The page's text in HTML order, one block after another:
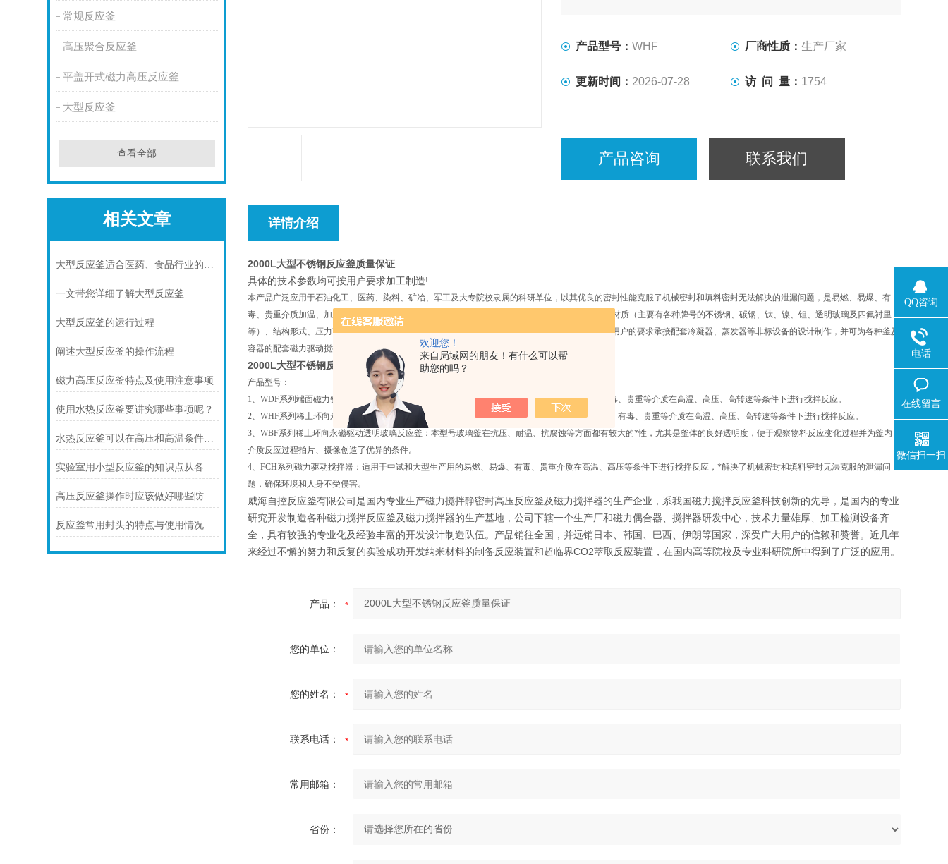
欢迎您！
来自局域网的朋友！有什么可以帮
助您的吗？
常规反应釜
高压聚合反应釜
平盖开式磁力高压反应釜
大型反应釜
查看全部
相关文章
大型反应釜适合医药、食品行业的高纯度要求
一文带您详细了解大型反应釜
大型反应釜的运行过程
阐述大型反应釜的操作流程
磁力高压反应釜特点及使用注意事项
使用水热反应釜要讲究哪些事项呢？
水热反应釜可以在高压和高温条件下工作
实验室用小型反应釜的知识点从各方面去着手
高压反应釜操作时应该做好哪些防护措施？
反应釜常用封头的特点与使用情况
产品型号： WHF 厂商性质：生产厂家
更新时间： 2026-07-28 访 问 量： 1754
产品咨询 联系我们
详情介绍
2000L大型不锈钢反应釜质量保证
具体的技术参数均可按用户要求加工制造!
本产品广泛应用于石油化工、医药、染料、矿冶、军工及大专院校隶属的科研单位，以其优良的密封性能克服了机械密封和填料密封无法解决的泄漏问题，是易燃、易爆、有
毒、贵重介质加温、加压搅拌反应的*设备，是目前国内外Z理想的无泄漏反应装置。反应釜的主体材质（主要有各种牌号的不锈钢、碳钢、钛、镍、钽、透明玻璃及四氟衬里
等）、结构形式、压力高低、加热方式、搅拌桨叶的形式都可根据用户的要求任意选配，并可根据用户的要求承接配套冷凝器、蒸发器等非标设备的设计制作，并可为各种釜及
容器的配套磁力驱动搅拌装置。
2000L大型不锈钢反应釜质量保证
产品型号：
1、WDF系列端面磁力驱动搅拌反应釜：本型号搅拌力矩小、适用于介质粘度小的易燃、易爆、有毒、贵重等介质在高温、高压、高转速等条件下进行搅拌反应。
2、WHF系列稀土环向永磁驱动搅拌反应釜：本型号搅拌力矩大，适用于介质粘度大的易燃、易爆、有毒、贵重等介质在高温、高压、高转速等条件下进行搅拌反应。
3、WBF系列稀土环向永磁驱动透明玻璃反应釜：本型号玻璃釜在抗压、耐温、抗腐蚀等方面都有较大的*性，尤其是釜体的良好透明度，便于观察物料反应变化过程并为釜内
介质反应过程拍片、摄像创造了优异的条件。
4、FCH系列磁力驱动搅拌器：适用于中试和大型生产用的易燃、易爆、有毒、贵重介质在高温、高压等条件下进行搅拌反应，*解决了机械密封和填料密封无法克服的泄漏问
题，确保环境和人身不受侵害。
威海自控反应釜有限公司是国内专业生产磁力搅拌静密封高压反应釜及磁力搅拌器的生产企业，系我国磁力搅拌反应釜科技创新的先导，是国内的专业
研究开发制造各种磁力搅拌反应釜及磁力搅拌器的生产基地，公司下辖一个生产厂和磁力偶合器、搅拌器研发中心，技术力量雄厚、加工检测设备齐
全，具有较强的专业化及经验丰富的开发设计制造队伍。产品销往全国，并远销日本、韩国、巴西、伊朗等国家，深受广大用户的信赖和赞誉。近几年
来经过不懈的努力和反复的实验成功开发纳米材料的制备反应装置和超临界CO2萃取反应装置，在国内高等院校及专业科研院所中得到了广泛的应用。
产品：
您的单位：
您的姓名：
联系电话：
常用邮箱：
省份：
QQ咨询
电话
在线留言
微信扫一扫